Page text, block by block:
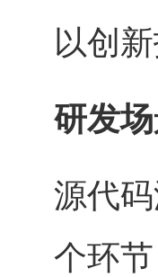
以创
研发
源代
个环